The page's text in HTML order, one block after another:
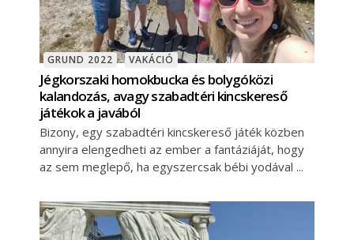
GRUND 2022 VAKÁCIÓ
Jégkorszaki homokbucka és bolygóközi
kalandozás, avagy szabadtéri kincskereső
játékok a javából
Bizony, egy szabadtéri kincskereső játék közben
annyira elengedheti az ember a fantáziáját, hogy
az sem meglepő, ha egyszercsak bébi yodával